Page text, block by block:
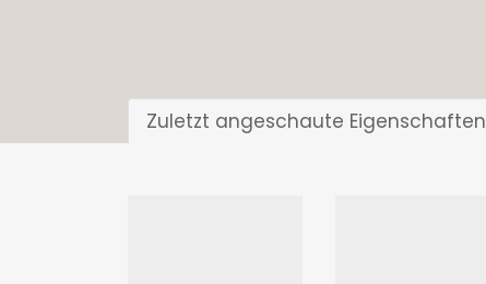
Zuletzt angeschaute Eigenschaften